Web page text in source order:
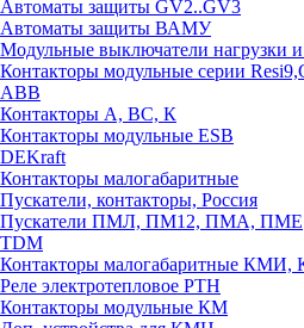
Автоматы защиты GV2..GV3
Автоматы защиты ВАМУ
Модульные выключатели нагрузки
Контакторы модульные серии
ABB
Контакторы А, ВС, К
Контакторы модульные ESB
DEKraft
Контакторы малогабаритные
Пускатели, контакторы, Россия
Пускатели ПМЛ, ПМ12, ПМА, ПМЕ
TDM
Контакторы малогабаритные
Реле электротепловое РТН
Контакторы модульные КМ